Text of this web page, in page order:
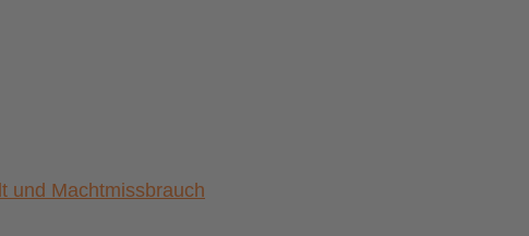
und Machtmissbrauch